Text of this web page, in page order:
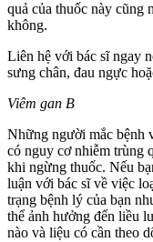
quả của thuốc này cũng
không.
Liên hệ với bác sĩ ngay
sưng chân, đau ngực
Viêm gan B
Những người mắc bệnh
có nguy cơ nhiễm trùng
khi ngừng thuốc. Nếu
luận với bác sĩ về việc
trạng bệnh lý của bạn
thể ảnh hưởng đến liều
nào và liệu có cần theo